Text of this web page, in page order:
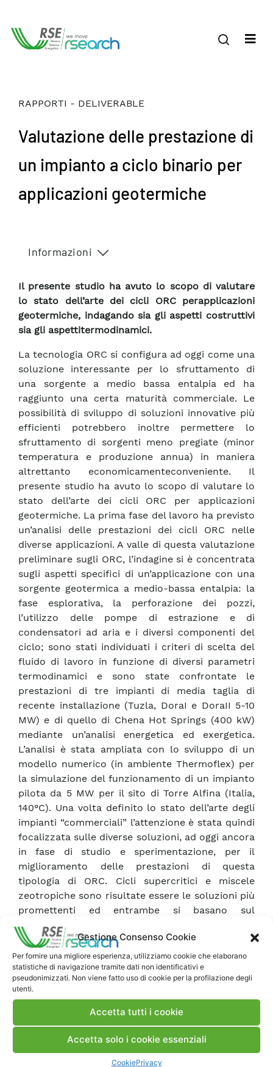
Gestione Consenso Cookie
Per fornire una migliore esperienza, utilizziamo cookie che elaborano
statistiche di navigazione tramite dati non identificativi e
pseudonimizzati. Non viene fatto uso di cookie per la profilazione degli
utenti.
Accetta tutti i cookie
Accetta solo i cookie essenziali
CookiePrivacy
RAPPORTI - DELIVERABLE
Valutazione delle prestazione di
un impianto a ciclo binario per
applicazioni geotermiche
Informazioni
Il presente studio ha avuto lo scopo di valutare
lo stato dell’arte dei cicli ORC perapplicazioni
geotermiche, indagando sia gli aspetti costruttivi
sia gli aspettitermodinamici.
La tecnologia ORC si configura ad oggi come una
soluzione interessante per lo sfruttamento di
una sorgente a medio bassa entalpia ed ha
raggiunto una certa maturità commerciale. Le
possibilità di sviluppo di soluzioni innovative più
efficienti potrebbero inoltre permettere lo
sfruttamento di sorgenti meno pregiate (minor
temperatura e produzione annua) in maniera
altrettanto economicamenteconveniente. Il
presente studio ha avuto lo scopo di valutare lo
stato dell’arte dei cicli ORC per applicazioni
geotermiche. La prima fase del lavoro ha previsto
un’analisi delle prestazioni dei cicli ORC nelle
diverse applicazioni. A valle di questa valutazione
preliminare sugli ORC, l’indagine si è concentrata
sugli aspetti specifici di un’applicazione con una
sorgente geotermica a medio-bassa entalpia: la
fase esplorativa, la perforazione dei pozzi,
l’utilizzo delle pompe di estrazione e di
condensatori ad aria e i diversi componenti del
ciclo; sono stati individuati i criteri di scelta del
fluido di lavoro in funzione di diversi parametri
termodinamici e sono state confrontate le
prestazioni di tre impianti di media taglia di
recente installazione (Tuzla, DoraI e DoraII 5-10
MW) e di quello di Chena Hot Springs (400 kW)
mediante un’analisi energetica ed exergetica.
L’analisi è stata ampliata con lo sviluppo di un
modello numerico (in ambiente Thermoflex) per
la simulazione del funzionamento di un impianto
pilota da 5 MW per il sito di Torre Alfina (Italia,
140°C). Una volta definito lo stato dell’arte degli
impianti “commerciali” l’attenzione è stata quindi
focalizzata sulle diverse soluzioni, ad oggi ancora
in fase di studio e sperimentazione, per il
miglioramento delle prestazioni di questa
tipologia di ORC. Cicli supercritici e miscele
zeotropiche sono risultate essere le soluzioni più
promettenti ed entrambe si basano sul
miglioramento dei processi di scambio termico. Il
lavoro è stato infine completato con un’analisi
economica.
Commenti